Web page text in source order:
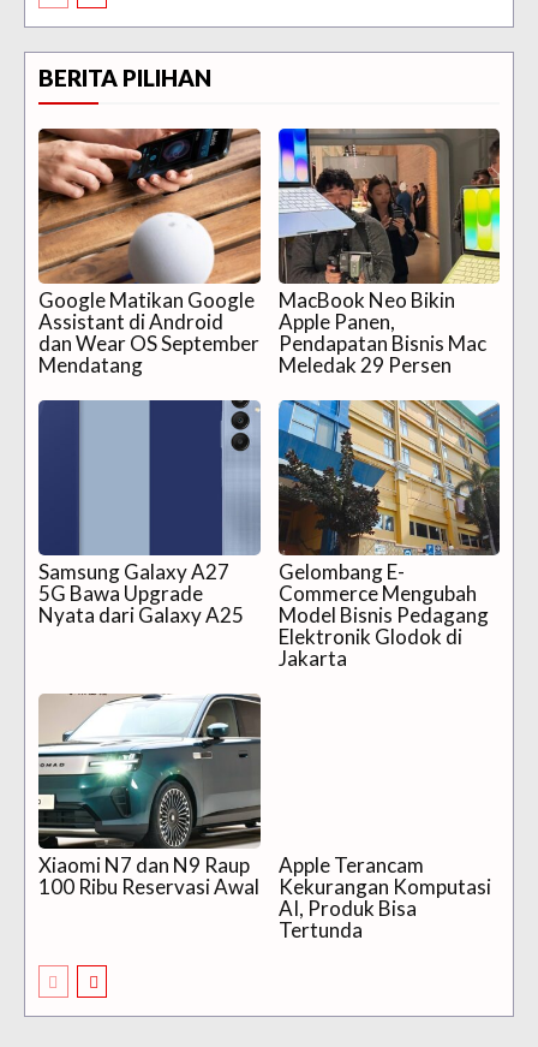
BERITA PILIHAN
Google Matikan Google
Assistant di Android
dan Wear OS September
Mendatang
MacBook Neo Bikin
Apple Panen,
Pendapatan Bisnis Mac
Meledak 29 Persen
Samsung Galaxy A27
5G Bawa Upgrade
Nyata dari Galaxy A25
Gelombang E-
Commerce Mengubah
Model Bisnis Pedagang
Elektronik Glodok di
Jakarta
Xiaomi N7 dan N9 Raup
100 Ribu Reservasi Awal
Apple Terancam
Kekurangan Komputasi
AI, Produk Bisa
Tertunda